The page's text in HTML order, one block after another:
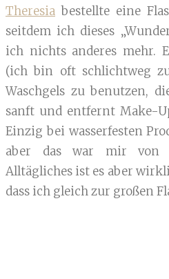
Theresia bestellte eine
seitdem ich dieses
ich nichts anderes mehr.
(ich bin oft schlichtweg
Waschgels zu benutzen,
sanft und entfernt Make-
Einzig bei wasserfesten
aber das war mir von
Alltägliches ist es aber
dass ich gleich zur großen